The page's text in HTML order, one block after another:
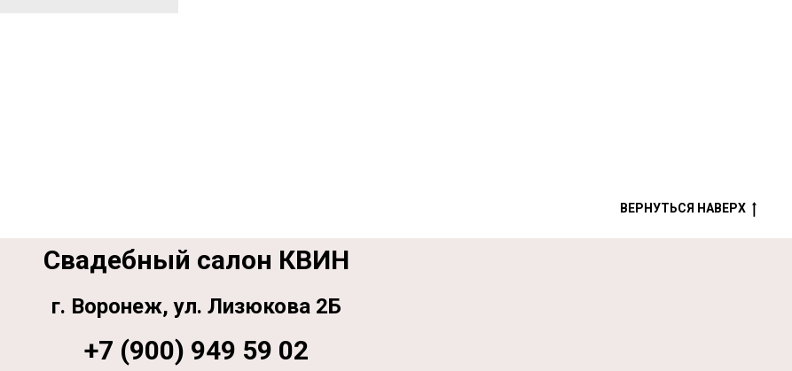
ВЕРНУТЬСЯ НАВЕРХ
Свадебный салон КВИН
г. Воронеж, ул. Лизюкова 2Б
+7 (900) 949 59 02